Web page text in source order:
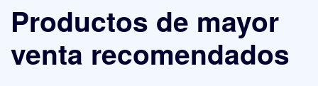
Productos de mayor
venta recomendados